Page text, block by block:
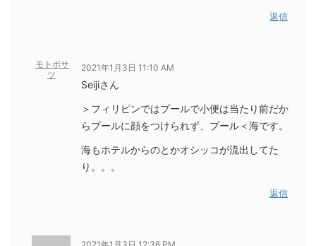
返信
モトボサ
ツ
2021年1月3日 11:10 AM
Seijiさん
＞フィリピンではプールで小便は当たり前だか
らプールに顔をつけられず、プール＜海です。
海もホテルからのとかオシッコが流出してた
り。。。
返信